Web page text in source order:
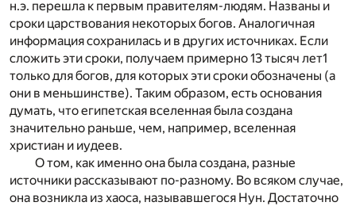
н.э. перешла к первым правителям-людям. Названы и
сроки царствования некоторых богов. Аналогичная
информация сохранилась и в других источниках. Если
сложить эти сроки, получаем примерно 13 тысяч лет1
только для богов, для которых эти сроки обозначены (а
они в меньшинстве). Таким образом, есть основания
думать, что египетская вселенная была создана
значительно раньше, чем, например, вселенная
христиан и иудеев.
О том, как именно она была создана, разные
источники рассказывают по-разному. Во всяком случае,
она возникла из хаоса, называвшегося Нун. Достаточно